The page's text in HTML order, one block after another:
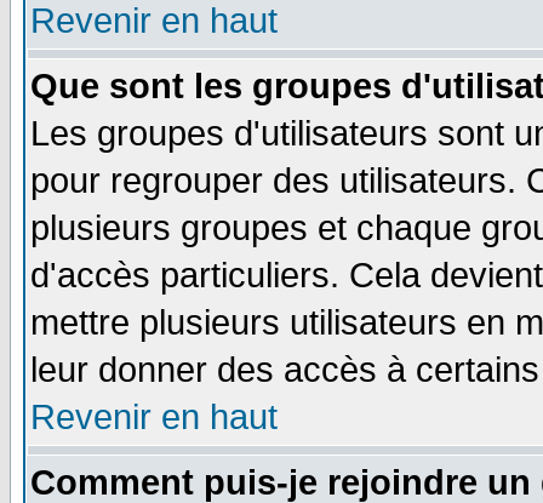
Revenir en haut
Que sont les groupes
Les groupes d'utilisateurs sont
pour regrouper des utilisateurs.
plusieurs groupes et chaque
d'accès particuliers. Cela
mettre plusieurs utilisateurs en
leur donner des accès à
Revenir en haut
Comment puis-je rejoindre